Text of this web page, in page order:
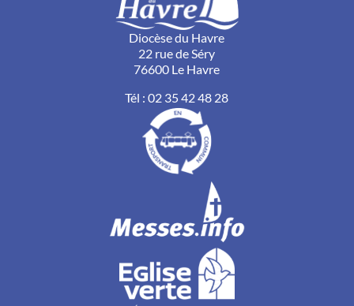
Diocèse du Havre
22 rue de Séry
76600 Le Havre
Tél :02 35 42 48 28